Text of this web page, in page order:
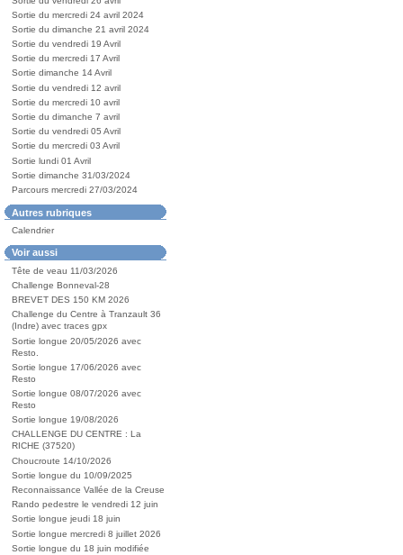
Sortie du mercredi 24 avril 2024
Sortie du dimanche 21 avril 2024
Sortie du vendredi 19 Avril
Sortie du mercredi 17 Avril
Sortie dimanche 14 Avril
Sortie du vendredi 12 avril
Sortie du mercredi 10 avril
Sortie du dimanche 7 avril
Sortie du vendredi 05 Avril
Sortie du mercredi 03 Avril
Sortie lundi 01 Avril
Sortie dimanche 31/03/2024
Parcours mercredi 27/03/2024
Autres rubriques
Calendrier
Voir aussi
Tête de veau 11/03/2026
Challenge Bonneval-28
BREVET DES 150 KM 2026
Challenge du Centre à Tranzault 36
(Indre) avec traces gpx
Sortie longue 20/05/2026 avec
Resto.
Sortie longue 17/06/2026 avec
Resto
Sortie longue 08/07/2026 avec
Resto
Sortie longue 19/08/2026
CHALLENGE DU CENTRE : La
RICHE (37520)
Choucroute 14/10/2026
Sortie longue du 10/09/2025
Reconnaissance Vallée de la Creuse
Rando pedestre le vendredi 12 juin
Sortie longue jeudi 18 juin
Sortie longue mercredi 8 juillet 2026
Sortie longue du 18 juin modifiée